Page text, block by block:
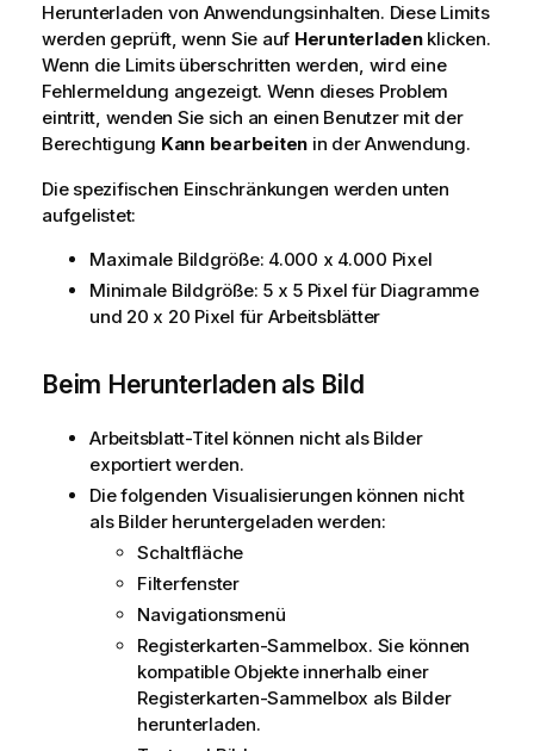
Herunterladen von Anwendungsinhalten. Diese Limits
werden geprüft, wenn Sie auf Herunterladenklicken.
Wenn die Limits überschritten werden, wird eine
Fehlermeldung angezeigt. Wenn dieses Problem
eintritt, wenden Sie sich an einen Benutzer mit der
Berechtigung Kann bearbeiten in der Anwendung.
Die spezifischen Einschränkungen werden unten
aufgelistet:
Maximale Bildgröße: 4.000 x 4.000 Pixel
Minimale Bildgröße: 5 x 5 Pixel für Diagramme
und 20 x 20 Pixel für Arbeitsblätter
Beim Herunterladen als Bild
Arbeitsblatt-Titel können nicht als Bilder
exportiert werden.
Die folgenden Visualisierungen können nicht
als Bilder heruntergeladen werden:
Schaltfläche
Filterfenster
Navigationsmenü
Registerkarten-Sammelbox. Sie können
kompatible Objekte innerhalb einer
Registerkarten-Sammelbox als Bilder
herunterladen.